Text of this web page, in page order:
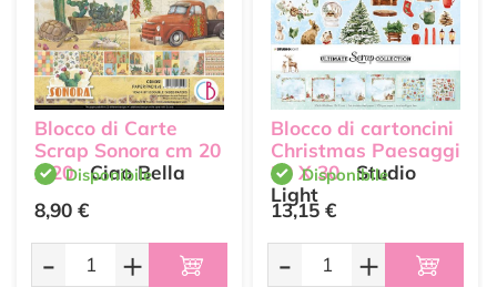
Blocco di Carte
Scrap Sonora cm 20
x 20 Ciao Bella
Disponibile
8,90 €
- +
Blocco di cartoncini
Christmas Paesaggi
30 X 30 Studio
Light
Disponibile
13,15 €
- +